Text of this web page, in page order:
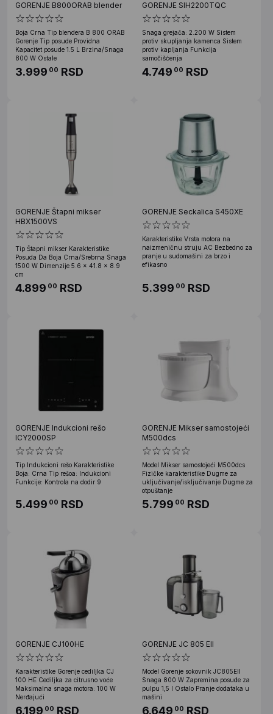
GORENJE B800ORAB blender
Boja Crna Tip blendera B 800 ORAB
Gorenje Tip posude Providna
Kapacitet posude 1.5 L Brzina/Snaga
800 W Ostale
3.999 00 RSD
GORENJE SIH2200TQC
Snaga grejača: 2.200 W Sistem
protiv skupljanja kamenca Sistem
protiv kapljanja Funkcija
samočišćenja
4.749 00 RSD
GORENJE Štapni mikser
HBX1500VS
Tip Štapni mikser Karakteristike
Posuda Da Boja Crna/Srebrna Snaga
1500 W Dimenzije 5.6 x 41.8 x 8.9
cm
4.899 00 RSD
GORENJE Seckalica S450XE
Karakteristike Vrsta motora na
naizmeničnu struju AC Bezbedno za
pranje u sudomašini za brzo i
efikasno
5.399 00 RSD
GORENJE Indukcioni rešo
ICY2000SP
Tip Indukcioni rešo Karakteristike
Boja: Crna Tip rešoa: Indukcioni
Funkcije: Kontrola na dodir 9
5.499 00 RSD
GORENJE Mikser samostojeći
M500dcs
Model Mikser samostojeći M500dcs
Fizičke karakteristike Dugme za
uključivanje/isključivanje Dugme za
otpuštanje
5.799 00 RSD
GORENJE CJ100HE
Karakteristike Gorenje cediljka CJ
100 HE Cediljka za citrusno voće
Maksimalna snaga motora: 100 W
Nerđajući
6.199 00 RSD
GORENJE JC 805 EII
Model Gorenje sokovnik JC805EII
Snaga 800 W Zapremina posude za
pulpu 1,5 l Ostalo Pranje dodataka u
mašini
6.649 00 RSD